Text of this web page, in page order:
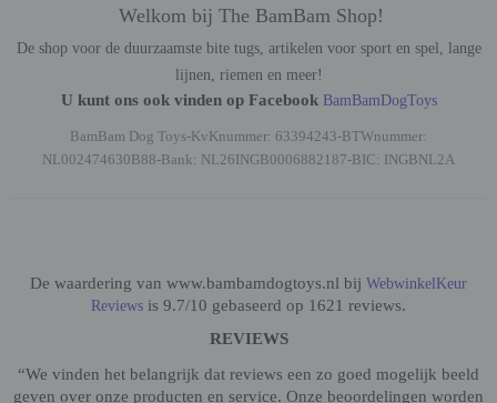
Welkom bij The BamBam Shop!
De shop voor de duurzaamste bite tugs, artikelen voor sport en spel, lange
lijnen, riemen en meer!
U kunt ons ook vinden op Facebook BamBamDogToys
BamBam Dog Toys-KvKnummer: 63394243-BTWnummer:
NL002474630B88-Bank: NL26INGB0006882187-BIC: INGBNL2A
De waardering van www.bambamdogtoys.nl bij WebwinkelKeur
Reviews is 9.7/10 gebaseerd op 1621 reviews.
REVIEWS
“We vinden het belangrijk dat reviews een zo goed mogelijk beeld
geven over onze producten en service. Onze beoordelingen worden